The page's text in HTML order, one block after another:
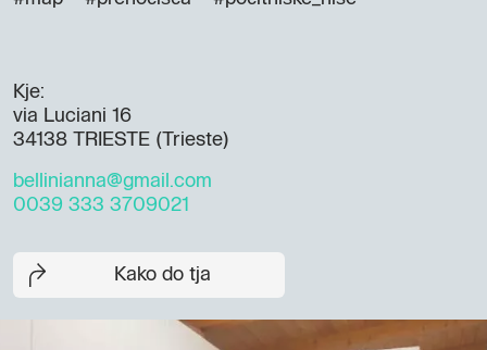
Kje:
via Luciani 16
34138 TRIESTE (Trieste)
bellinianna@gmail.com
0039 333 3709021
Kako do tja